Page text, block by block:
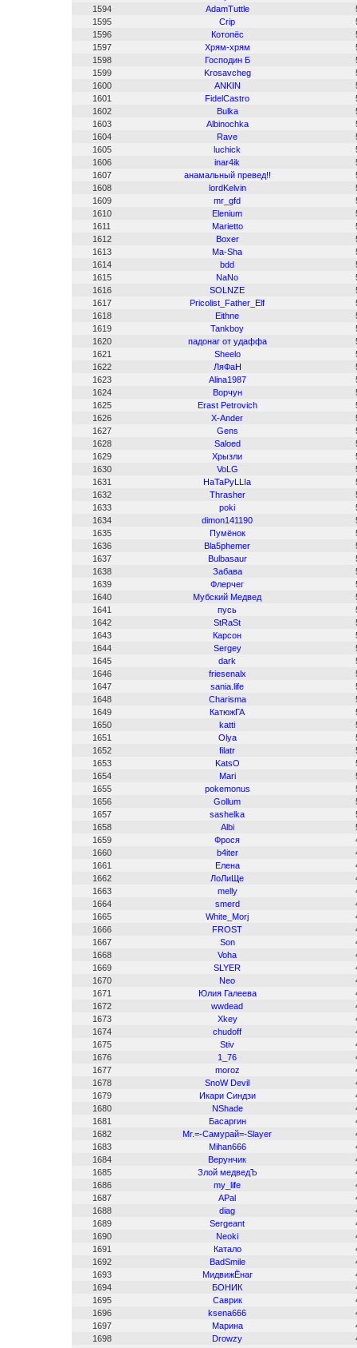
1594
AdamTuttle
1595
Crip
1596
Котопёс
1597
Хрям-хрям
1598
Господин Б
1599
Krosavcheg
1600
ANKIN
1601
FidelCastro
1602
Bulka
1603
Albinochka
1604
Rave
1605
luchick
1606
inar4ik
1607
анамальный превед!!
1608
lordKelvin
1609
mr_gfd
1610
Elenium
1611
Marietto
1612
Boxer
1613
Ma-Sha
1614
bdd
1615
NaNo
1616
SOLNZE
1617
Pricolist_Father_Elf
1618
Eithne
1619
Tankboy
1620
падонаг от удаффа
1621
Sheelo
1622
ЛяФаН
1623
Alina1987
1624
Ворчун
1625
Erast Petrovich
1626
X-Ander
1627
Gens
1628
Saloed
1629
Хрызли
1630
VoLG
1631
HaTaPyLLIa
1632
Thrasher
1633
poki
1634
dimon141190
1635
Пумёнок
1636
Bla5phemer
1637
Bulbasaur
1638
Забава
1639
Флерчег
1640
Мубский Медвед
1641
пусь
1642
StRaSt
1643
Карсон
1644
Sergey
1645
dark
1646
friesenalx
1647
sania.life
1648
Charisma
1649
КатюжГА
1650
katti
1651
Olya
1652
filatr
1653
KatsO
1654
Mari
1655
pokemonus
1656
Gollum
1657
sashelka
1658
Albi
1659
Фрося
1660
b4iter
1661
Елена
1662
ЛоЛиЩе
1663
melly
1664
smerd
1665
White_Morj
1666
FROST
1667
Son
1668
Voha
1669
SLYER
1670
Neo
1671
Юлия Галеева
1672
wwdead
1673
Xkey
1674
chudoff
1675
Stiv
1676
1_76
1677
moroz
1678
SnoW Devil
1679
Икари Синдзи
1680
NShade
1681
Басаргин
1682
Mr.=-Самурай=-Slayer
1683
Mihan666
1684
Верунчик
1685
Злой медведЪ
1686
my_life
1687
APal
1688
diag
1689
Sergeant
1690
Neoki
1691
Катало
1692
BadSmile
1693
МидвижЁнаг
1694
БОНИК
1695
Саврик
1696
ksena666
1697
Марина
1698
Drowzy